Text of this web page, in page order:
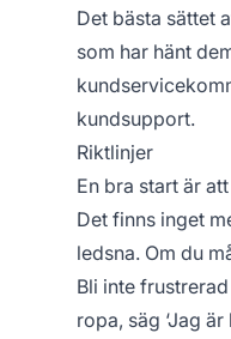
Det bästa sättet
som har hänt
kundsupport.
Riktlinjer
En bra start är
Det finns inget
ledsna. Om du
Bli inte
ropa, säg ‘Jag